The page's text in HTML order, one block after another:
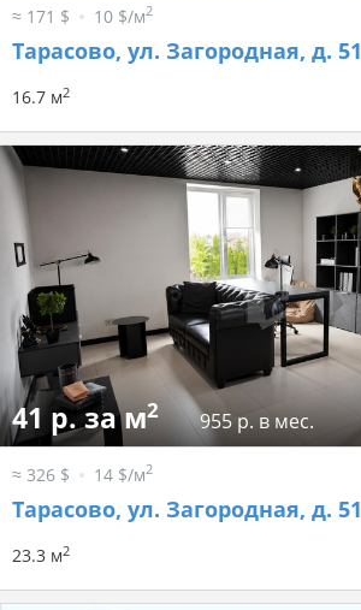
≈ 171 $ 10 $/м2
Тарасово, ул. Загородная, д. 51
16.7 м2
41 р. за м2 955 р. в мес.
≈ 326 $ 14 $/м2
Тарасово, ул. Загородная, д. 51
23.3 м2